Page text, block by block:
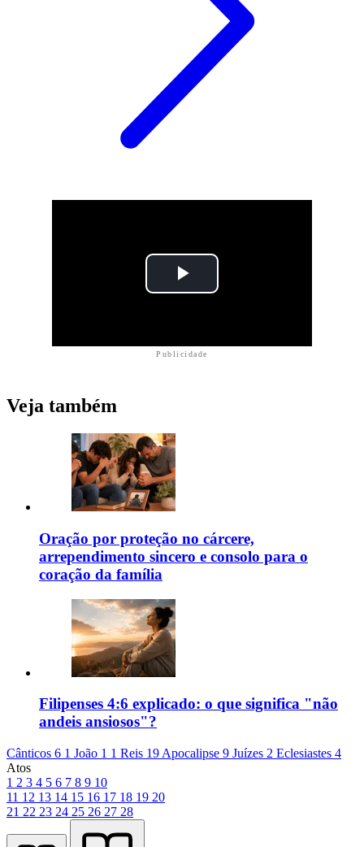
Publicidade
Veja também
Oração por proteção no cárcere,
arrependimento sincero e consolo para o
coração da família
Filipenses 4:6 explicado: o que significa "não
andeis ansiosos"?
Cânticos 6 1 João 1 1 Reis 19 Apocalipse 9 Juízes 2 Eclesiastes 4
Atos
1 2 3 4 5 6 7 8 9 10
11 12 13 14 15 16 17 18 19 20
21 22 23 24 25 26 27 28